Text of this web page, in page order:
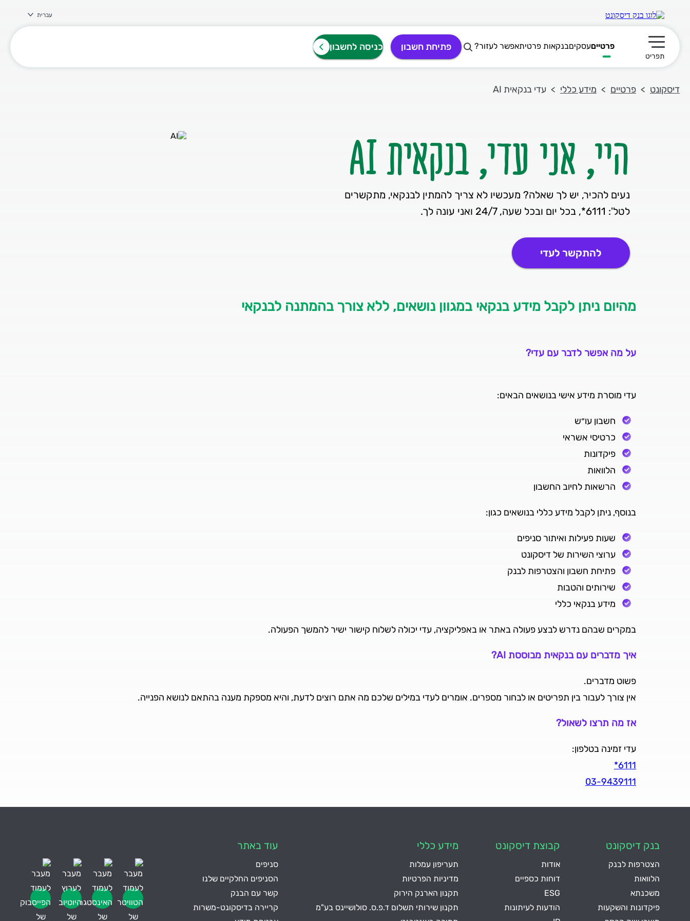
עברית
תפריט ראשי
תפריט
פרטייםעסקיםבנקאות פרטיתאפשר לעזור? פתיחת חשבון כניסה לחשבון
דיסקונט פרטיים מידע כללי עדי בנקאית AI
היי, אני עדי, בנקאית AI
נעים להכיר, יש לך שאלה? מעכשיו לא צריך להמתין לבנקאי, מתקשרים
לטל': 6111*, בכל יום ובכל שעה, 24/7 ואני עונה לך.
להתקשר לעדי
מהיום ניתן לקבל מידע בנקאי במגוון נושאים, ללא צורך בהמתנה לבנקאי
על מה אפשר לדבר עם עדי?
עדי מוסרת מידע אישי בנושאים הבאים:
חשבון עו״ש
כרטיסי אשראי
פיקדונות
הלוואות
הרשאות לחיוב החשבון
בנוסף, ניתן לקבל מידע כללי בנושאים כגון:
שעות פעילות ואיתור סניפים
ערוצי השירות של דיסקונט
פתיחת חשבון והצטרפות לבנק
שירותים והטבות
מידע בנקאי כללי
במקרים שבהם נדרש לבצע פעולה באתר או באפליקציה, עדי יכולה לשלוח קישור ישיר להמשך הפעולה.
איך מדברים עם בנקאית מבוססת AI?
פשוט מדברים.
אין צורך לעבור בין תפריטים או לבחור מספרים. אומרים לעדי במילים שלכם מה אתם רוצים לדעת, והיא מספקת מענה בהתאם לנושא הפנייה.
אז מה תרצו לשאול?
עדי זמינה בטלפון:
6111*
03-9439111
בנק דיסקונט
הצטרפות לבנק
הלוואות
משכנתא
פיקדונות והשקעות
קבוצת דיסקונט
אודות
דוחות כספיים
ESG
הודעות לעיתונות
מידע כללי
תעריפון עמלות
מדיניות הפרטיות
תקנון הארנק הירוק
תקנון שירותי תשלום ד.פ.ס. סולושיינס בע"מ
עוד באתר
סניפים
הסניפים החלקיים שלנו
קשר עם הבנק
קריירה בדיסקונט-משרות